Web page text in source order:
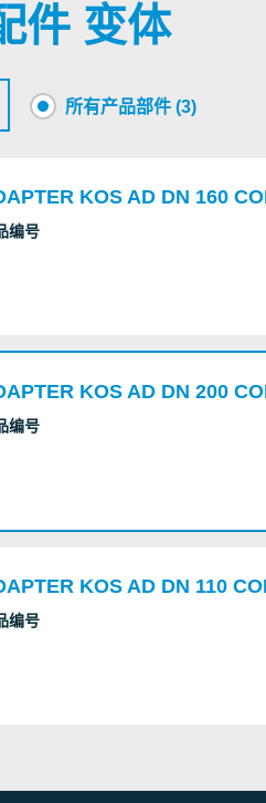
件 变体
所有产品部件 (3)
KOS AD DN 160
编号
KOS AD DN 200
编号
KOS AD DN 110
编号